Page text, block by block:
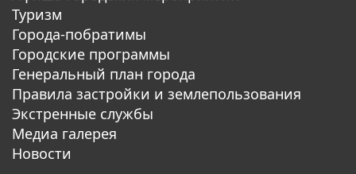
Туризм
Города-побратимы
Городские программы
Генеральный план города
Правила застройки и землепользования
Экстренные службы
Медиа галерея
Новости